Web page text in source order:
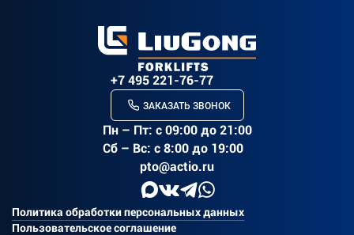
+7 495 221-76-77
ЗАКАЗАТЬ ЗВОНОК
Пн – Пт: c 09:00 до 21:00
Сб – Вс: с 8:00 до 19:00
pto@actio.ru
Политика обработки персональных данных
Пользовательское соглашение